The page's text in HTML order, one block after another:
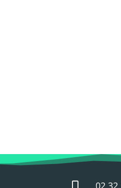
02 32